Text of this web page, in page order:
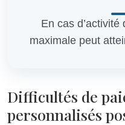
En cas
maximale peut
Difficultés de
personnalisés